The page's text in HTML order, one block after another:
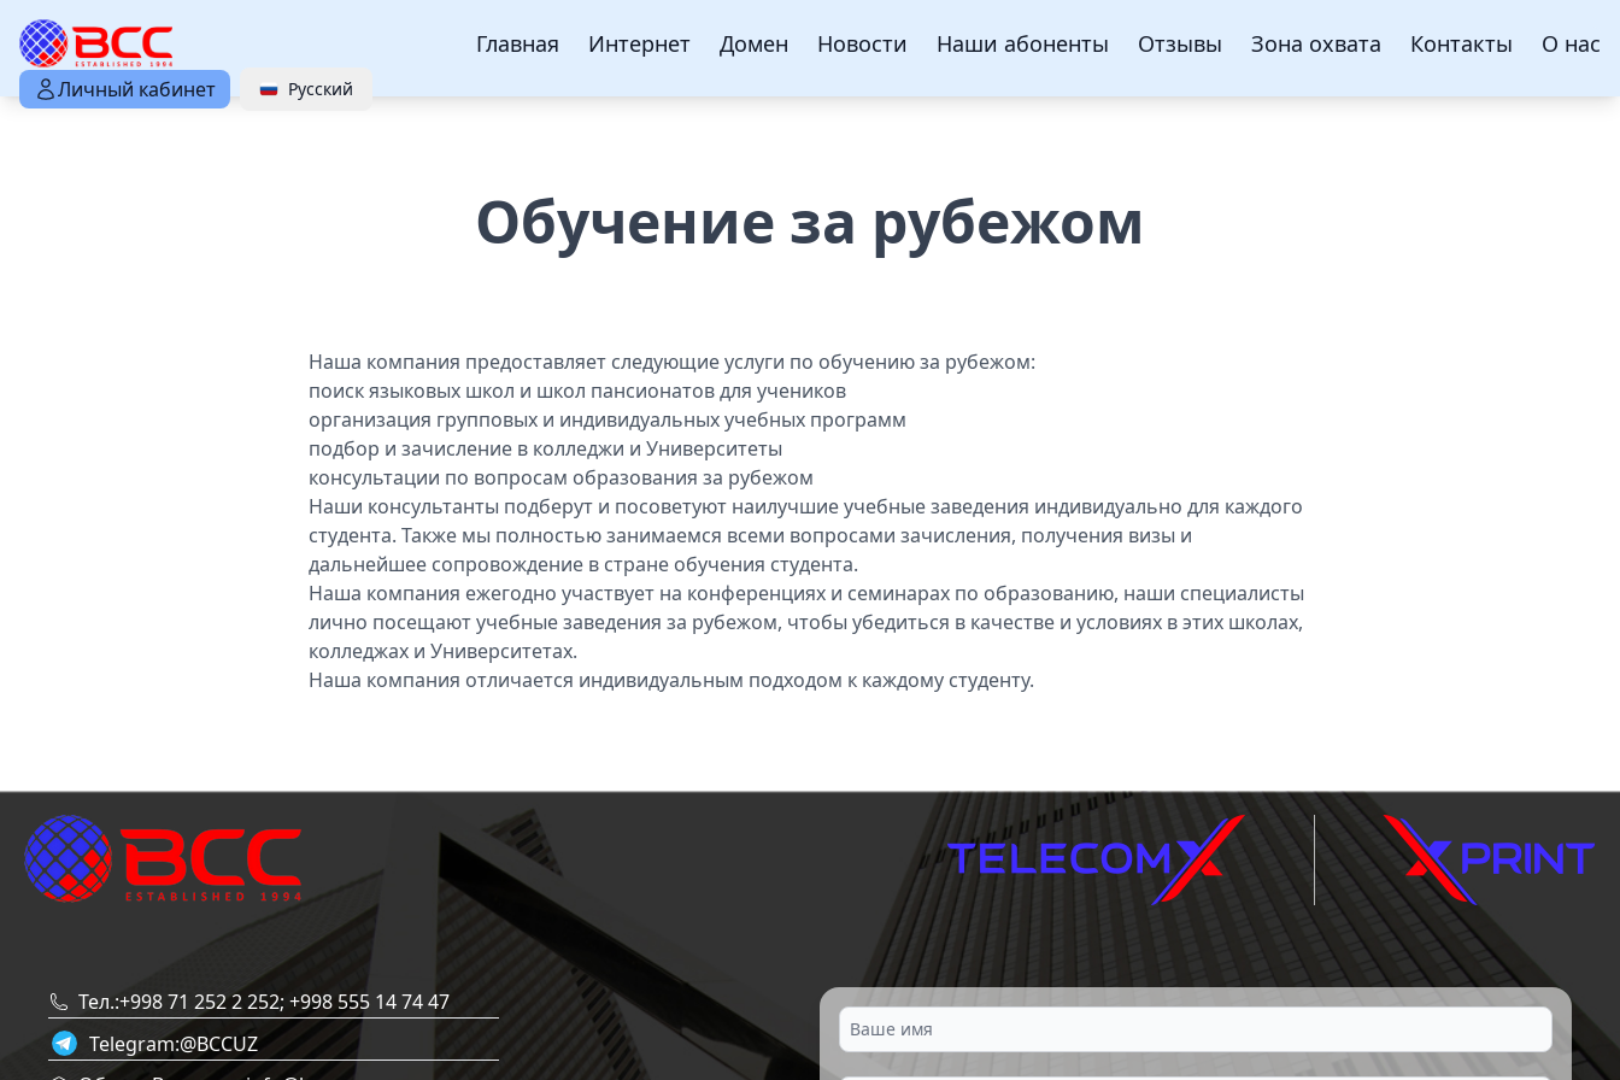
Личный кабинет Русский
Главная Интернет Домен Новости Наши абоненты Отзывы Зона охвата Контакты О нас
Обучение за рубежом
Наша компания предоставляет следующие услуги по обучению за рубежом:
поиск языковых школ и школ пансионатов для учеников
организация групповых и индивидуальных учебных программ
подбор и зачисление в колледжи и Университеты
консультации по вопросам образования за рубежом
Наши консультанты подберут и посоветуют наилучшие учебные заведения индивидуально для каждого
студента. Также мы полностью занимаемся всеми вопросами зачисления, получения визы и
дальнейшее сопровождение в стране обучения студента.
Наша компания ежегодно участвует на конференциях и семинарах по образованию, наши специалисты
лично посещают учебные заведения за рубежом, чтобы убедиться в качестве и условиях в этих школах,
колледжах и Университетах.
Наша компания отличается индивидуальным подходом к каждому студенту.
Тел.:+998 71 252 2 252; +998 555 14 74 47
Telegram:@BCCUZ